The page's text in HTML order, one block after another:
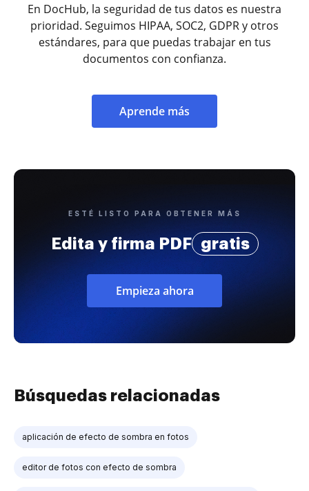
En DocHub, la seguridad de tus datos es nuestra
prioridad. Seguimos HIPAA, SOC2, GDPR y otros
estándares, para que puedas trabajar en tus
documentos con confianza.
Aprende más
ESTÉ LISTO PARA OBTENER MÁS
Edita y firma PDF gratis
Empieza ahora
Búsquedas relacionadas
aplicación de efecto de sombra en fotos
editor de fotos con efecto de sombra